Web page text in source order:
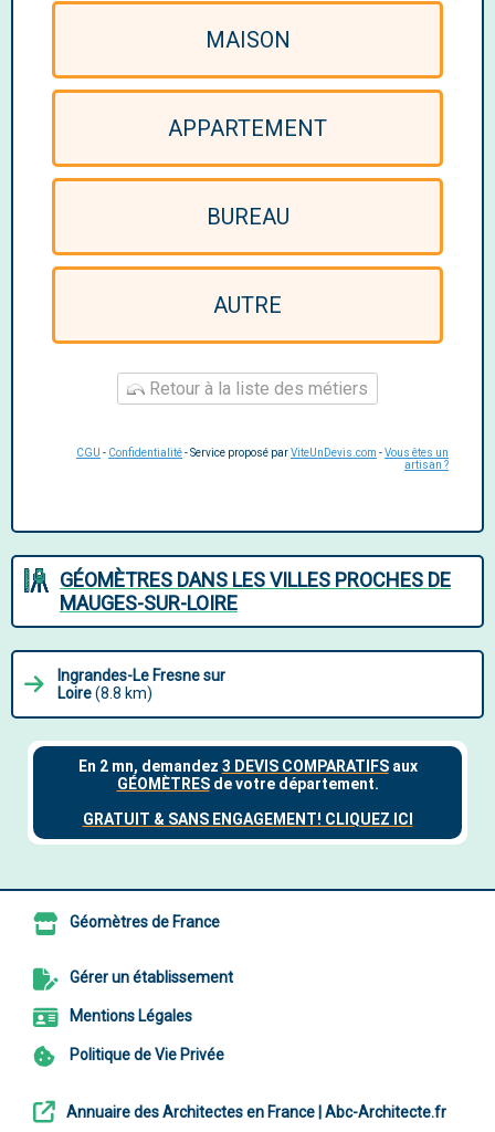
MAISON
APPARTEMENT
BUREAU
AUTRE
Retour à la liste des métiers
CGU - Confidentialité- Service proposé parViteUnDevis.com -Vous êtes un
artisan ?
GÉOMÈTRES DANS LES VILLES PROCHES DE
MAUGES-SUR-LOIRE
Ingrandes-Le Fresne sur
Loire(8.8 km)
Géomètres de France
Gérer un établissement
Mentions Légales
Politique de Vie Privée
Annuaire des Architectes en France | Abc-Architecte.fr